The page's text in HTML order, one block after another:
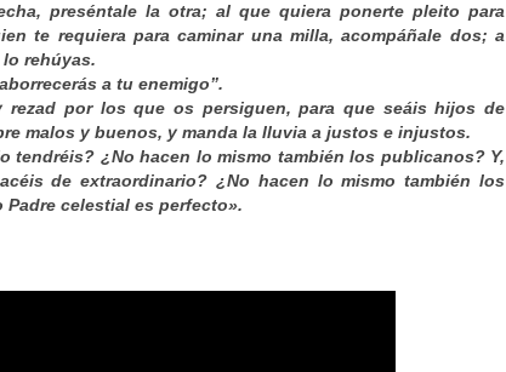
preséntale la otra; al que quiera ponerte pleito para
te requiera para caminar una milla, acompáñale dos; a
rehúyas.
a tu enemigo”.
por los que os persiguen, para que seáis hijos de
malos y buenos, y manda la lluvia a justos e injustos.
tendréis? ¿No hacen lo mismo también los publicanos? Y,
de extraordinario? ¿No hacen lo mismo también los
celestial es perfecto».